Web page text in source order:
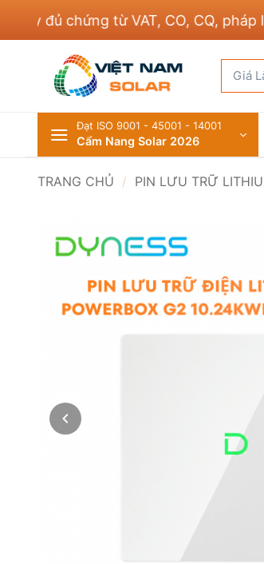
chứng từ VAT, CO, CQ, pháp lý thi
kiếm:
Đạt ISO 9001 - 45001 - 14001
Cẩm Nang Solar 2026
TRANG CHỦ / PIN LƯU TRỮ